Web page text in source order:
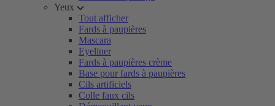
Yeux
Tout afficher
Fards à paupières
Mascara
Eyeliner
Fards à paupières crème
Base pour fards à paupières
Cils artificiels
Colle faux cils